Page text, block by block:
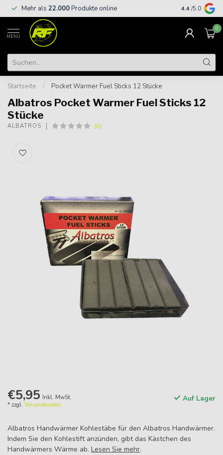
Mehr als 22.000Produkte online Kostenloser
€
4.4 /5.0
MENU
0
Startseite / Pocket Warmer Fuel Sticks 12 Stücke
Albatros Pocket Warmer Fuel Sticks 12
Stücke
ALBATROS (0)
€5,95 Inkl. MwSt.
* zzgl. Versandkosten
Auf Lager
Albatros Handwärmer Kohlestäbe für den Albatros Handwärmer.
Indem Sie den Kohlestift anzünden, gibt das Kästchen des
Handwärmers Wärme ab. Lesen Sie mehr.